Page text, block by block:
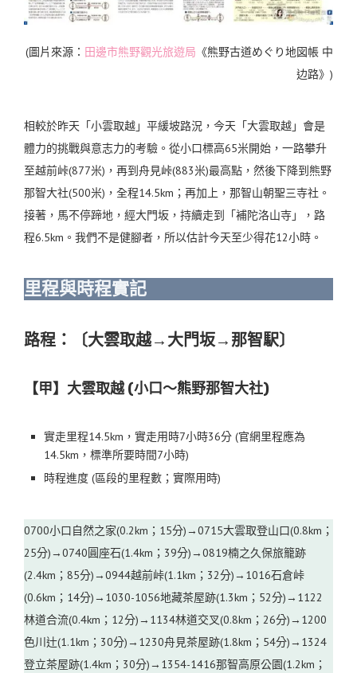
(圖片來源： 田邊市熊野觀光旅遊局 《熊野古道めぐり地図帳 中
边路》)
相較於昨天「小雲取越」平緩坡路況，今天「大雲取越」會是
體力的挑戰與意志力的考驗。從小口標高65米開始，一路攀升
至越前峠(877米)，再到舟見峠(883米)最高點，然後下降到熊野
那智大社(500米)，全程14.5km；再加上，那智山朝聖三寺社 。
接著，馬不停蹄地，經大門坂，持續走到「補陀洛山寺」，路
程6.5km。我們不是健腳者，所以估計今天至少得花12小時。
里程與時程實記
路程：〔大雲取越→大門坂→那智駅〕
【甲】大雲取越 (小口〜熊野那智大社)
實走里程14.5km，實走用時7小時36分 (官網里程應為
14.5km，標準所要時間7小時)
時程進度 (區段的里程數；實際用時)
0700小口自然之家(0.2km；15分)→0715大雲取登山口(0.8km；
25分)→0740圓座石(1.4km；39分)→0819楠之久保旅籠跡
(2.4km；85分)→0944越前峠(1.1km；32分)→1016石倉峠
(0.6km；14分)→1030-1056地藏茶屋跡(1.3km；52分)→1122
林道合流(0.4km；12分)→1134林道交叉(0.8km；26分)→1200
色川辻(1.1km；30分)→1230舟見茶屋跡(1.8km；54分)→1324
登立茶屋跡(1.4km；30分)→1354-1416那智高原公園(1.2km；